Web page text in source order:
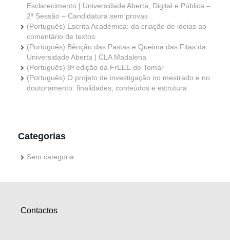
Esclarecimento | Universidade Aberta, Digital e Pública –
2ª Sessão – Candidatura sem provas
(Português) Escrita Académica: da criação de ideias ao
comentário de textos
(Português) Bênção das Pastas e Queima das Fitas da
Universidade Aberta | CLA Madalena
(Português) 8ª edição da FrEEE de Tomar
(Português) O projeto de investigação no mestrado e no
doutoramento: finalidades, conteúdos e estrutura
Categorias
Sem categoria
Contactos